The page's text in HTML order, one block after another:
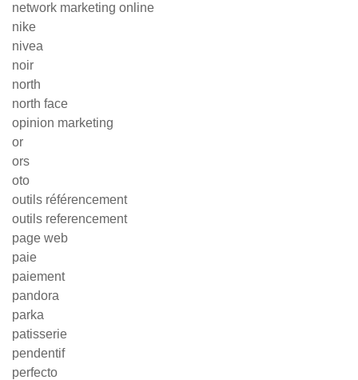
network marketing online
nike
nivea
noir
north
north face
opinion marketing
or
ors
oto
outils référencement
outils referencement
page web
paie
paiement
pandora
parka
patisserie
pendentif
perfecto